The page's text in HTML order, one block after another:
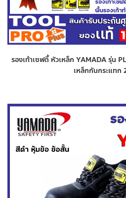
รองเท้าเซฟตี้ หัวเหล็ก YAMADA รุ่น
เหล็กกันกระแทก